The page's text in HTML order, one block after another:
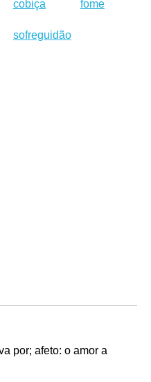
cobiça fome
sofreguidão
por; afeto: o amor a